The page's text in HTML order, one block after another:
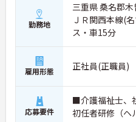
勤務地
三重県 桑名郡
ＪＲ関西本線(
ス・車15分
雇用形態 正社員(正職員)
応募要件
■介護福祉士、
初任者研修（ヘ